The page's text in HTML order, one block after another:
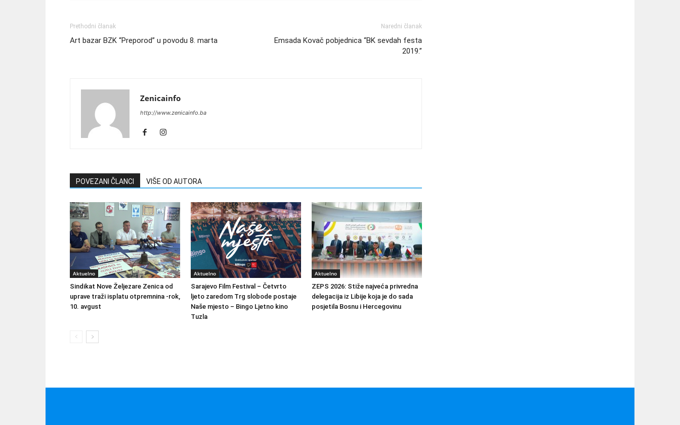
Prethodni članak
Art bazar BZK “Preporod” u povodu 8. marta
Naredni članak
Emsada Kovač pobjednica “BK sevdah festa
2019.”
Zenicainfo
http://www.zenicainfo.ba
POVEZANI ČLANCI VIŠE OD AUTORA
Aktuelno
Sindikat Nove Željezare Zenica od
uprave traži isplatu otpremnina -rok,
10. avgust
Aktuelno
Sarajevo Film Festival – Četvrto
ljeto zaredom Trg slobode postaje
Naše mjesto – Bingo Ljetno kino
Tuzla
Aktuelno
ZEPS 2026: Stiže najveća privredna
delegacija iz Libije koja je do sada
posjetila Bosnu i Hercegovinu